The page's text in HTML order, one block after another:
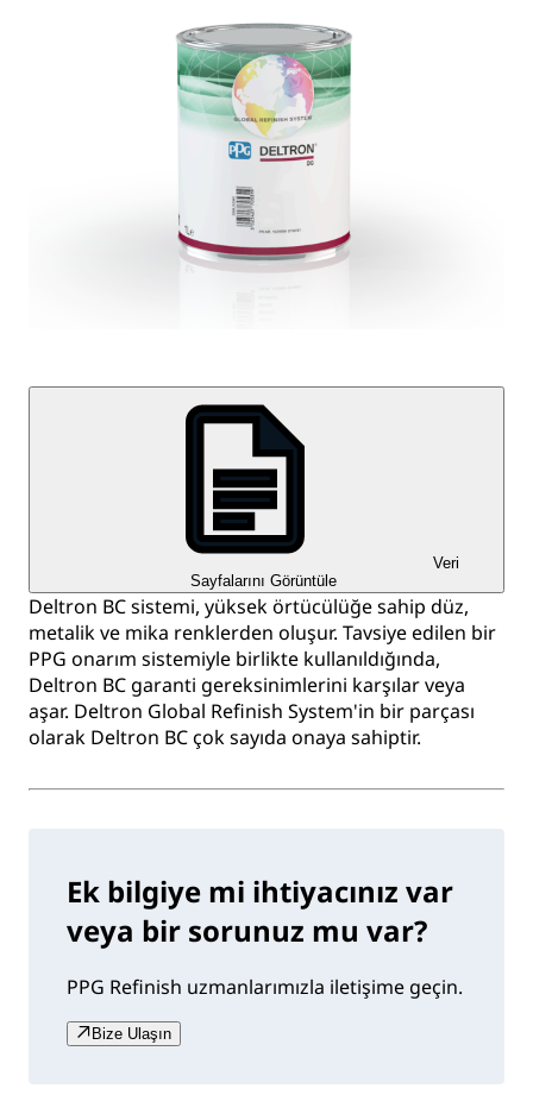
Veri
Sayfalarını Görüntüle
Deltron BC sistemi, yüksek örtücülüğe sahip düz,
metalik ve mika renklerden oluşur. Tavsiye edilen bir
PPG onarım sistemiyle birlikte kullanıldığında,
Deltron BC garanti gereksinimlerini karşılar veya
aşar. Deltron Global Refinish System'in bir parçası
olarak Deltron BC çok sayıda onaya sahiptir.
Ek bilgiye mi ihtiyacınız var
veya bir sorunuz mu var?
PPG Refinish uzmanlarımızla iletişime geçin.
Bize Ulaşın